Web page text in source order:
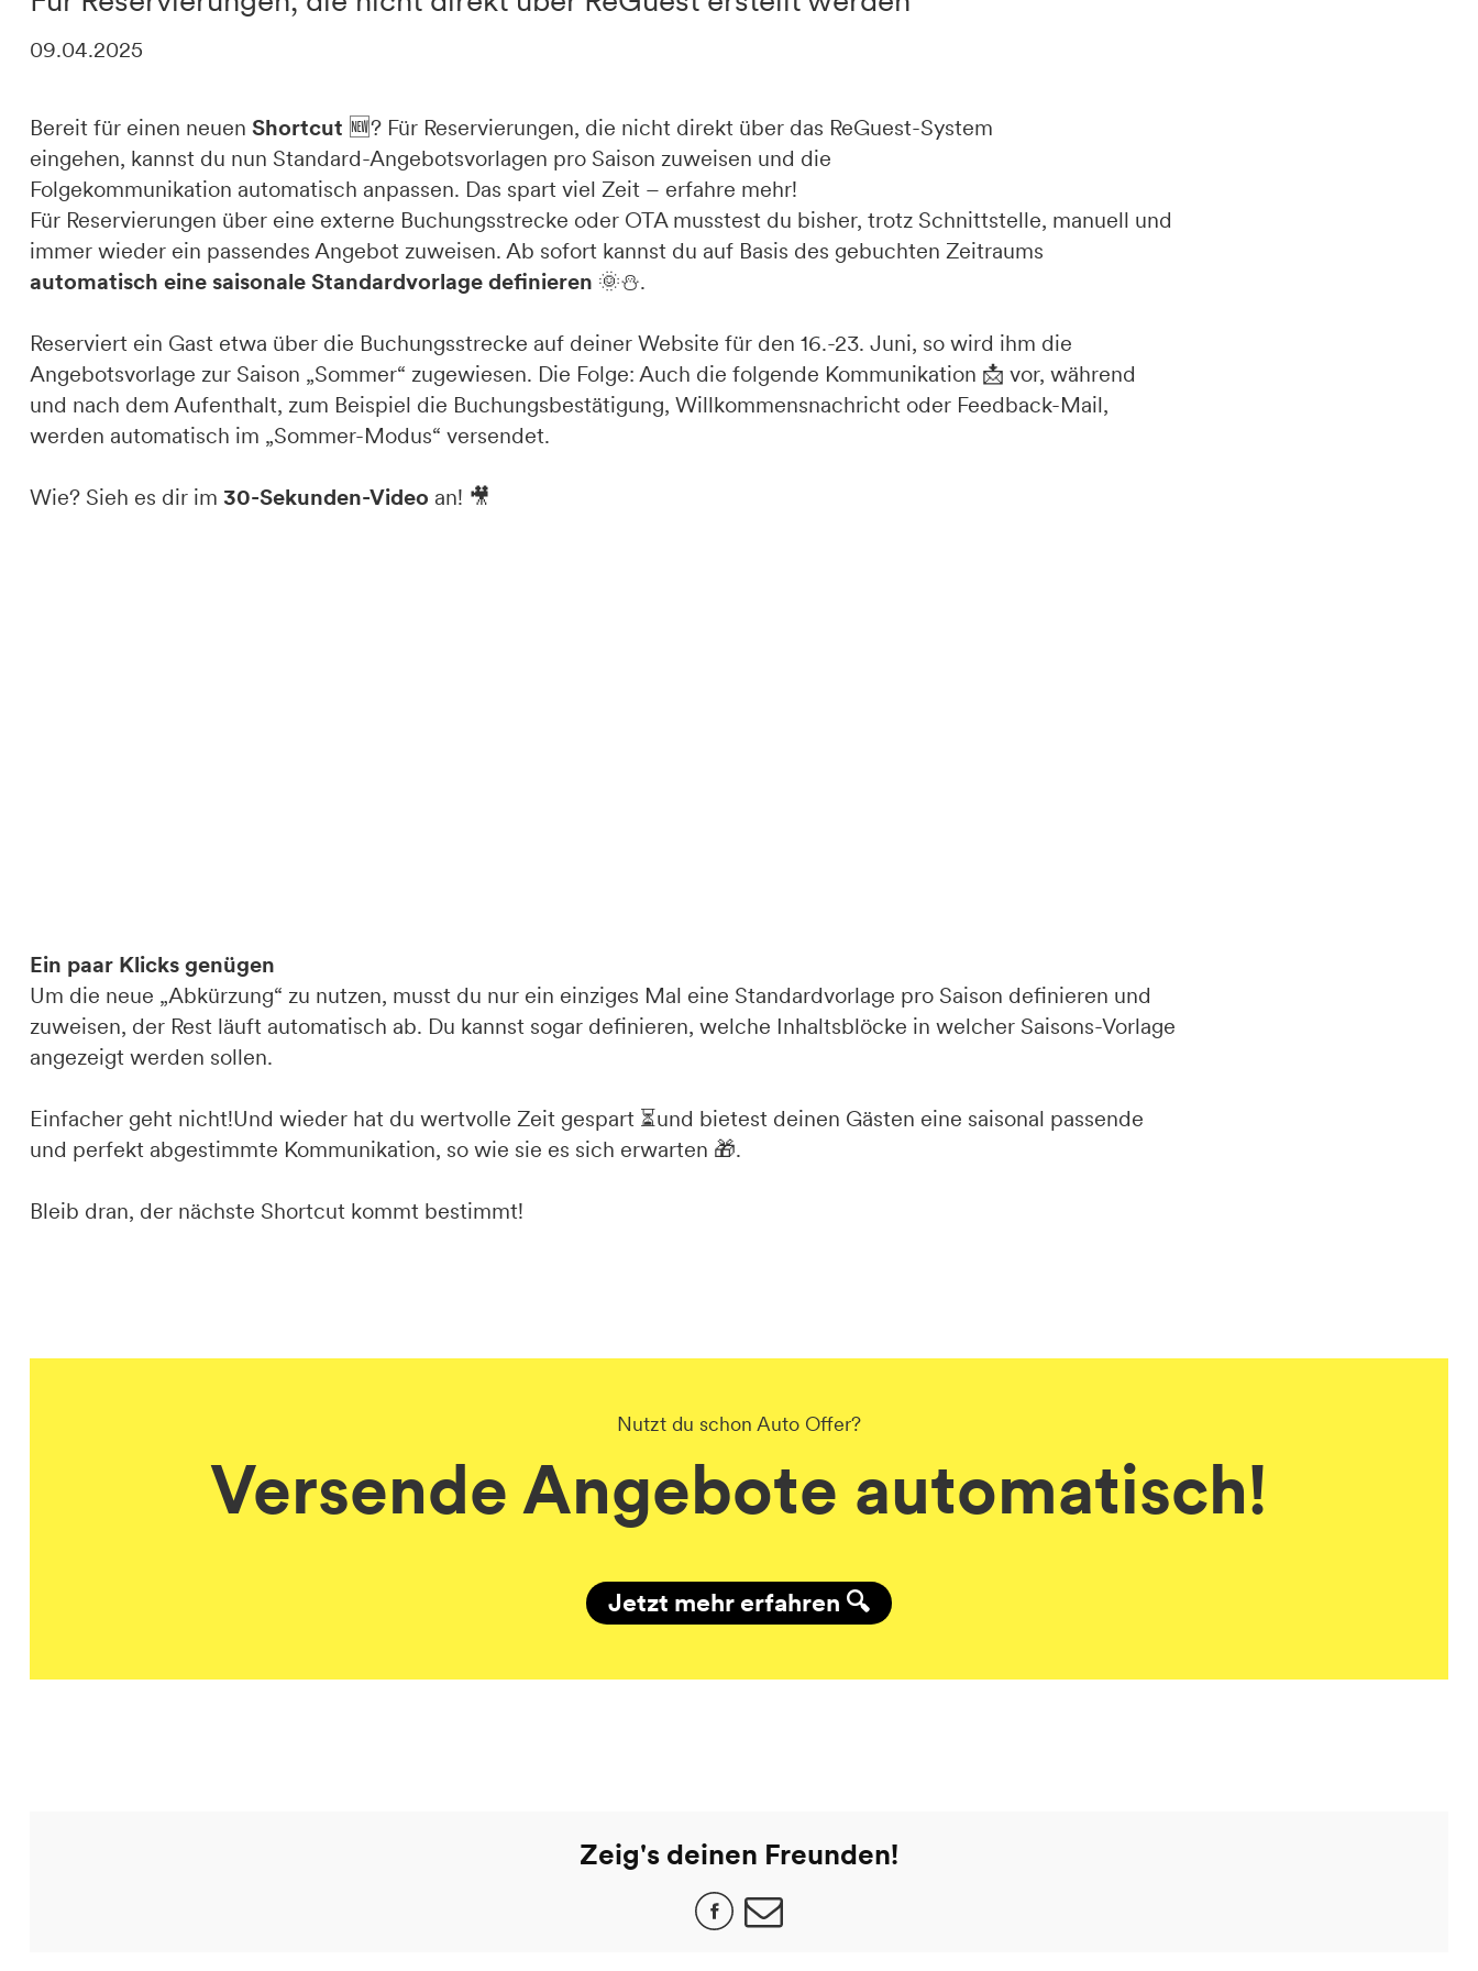
DE IT EN
09.04.2025
Bereit für einen neuen Shortcut 🆕? Für Reservierungen, die nicht direkt über das ReGuest-System
eingehen, kannst du nun Standard-Angebotsvorlagen pro Saison zuweisen und die
Folgekommunikation automatisch anpassen. Das spart viel Zeit – erfahre mehr!
Für Reservierungen über eine externe Buchungsstrecke oder OTA musstest du bisher, trotz Schnittstelle, manuell und
immer wieder ein passendes Angebot zuweisen. Ab sofort kannst du auf Basis des gebuchten Zeitraums
automatisch eine saisonale Standardvorlage definieren 🌞⛄.
Reserviert ein Gast etwa über die Buchungsstrecke auf deiner Website für den 16.-23. Juni, so wird ihm die
Angebotsvorlage zur Saison „Sommer“ zugewiesen. Die Folge: Auch die folgende Kommunikation 📩 vor, während
und nach dem Aufenthalt, zum Beispiel die Buchungsbestätigung, Willkommensnachricht oder Feedback-Mail,
werden automatisch im „Sommer-Modus“ versendet.
Wie? Sieh es dir im 30-Sekunden-Video an! 🎥
Ein paar Klicks genügen
Um die neue „Abkürzung“ zu nutzen, musst du nur ein einziges Mal eine Standardvorlage pro Saison definieren und
zuweisen, der Rest läuft automatisch ab. Du kannst sogar definieren, welche Inhaltsblöcke in welcher Saisons-Vorlage
angezeigt werden sollen.
Einfacher geht nicht!Und wieder hat du wertvolle Zeit gespart ⏳und bietest deinen Gästen eine saisonal passende
und perfekt abgestimmte Kommunikation, so wie sie es sich erwarten 🎁.
Bleib dran, der nächste Shortcut kommt bestimmt!
Nutzt du schon Auto Offer?
Versende Angebote automatisch!
Jetzt mehr erfahren 🔍
Zeig's deinen Freunden!